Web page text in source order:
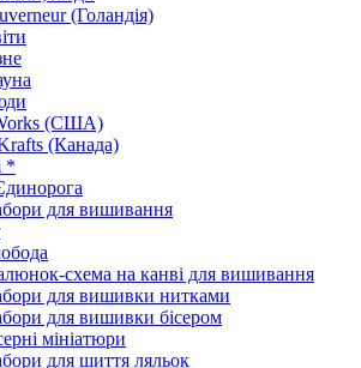
(Голандія)
(США)
(Канада)
*
для вишивання
схема на канві для вишивання
для вишивки нитками
для вишивки бісером
мініатюри
для шиття ляльок